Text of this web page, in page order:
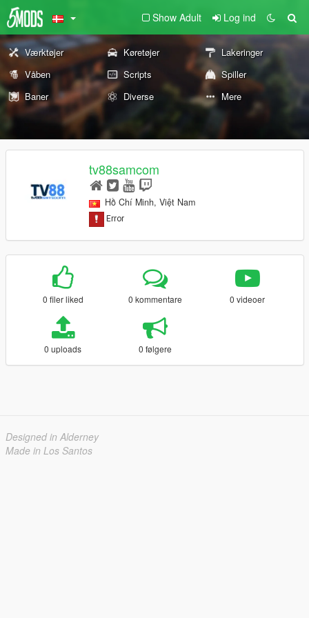
Show Adult Log ind
Værktøjer Køretøjer
Lakeringer
Våben
Scripts
Spiller
Baner
Diverse Mere
tv88samcom
Hồ Chí Minh, Việt Nam
0 filer liked 0 kommentare 0 videoer
0 uploads 0 følgere
Designed in Alderney
Made in Los Santos